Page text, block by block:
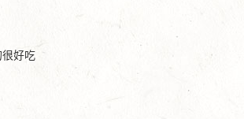
好吃